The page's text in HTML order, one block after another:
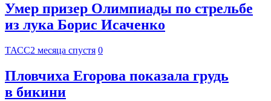
Умер призер Олимпиады по стрельбе
из лука Борис Исаченко
ТАСС2 месяца спустя 0
Пловчиха Егорова показала грудь
в бикини